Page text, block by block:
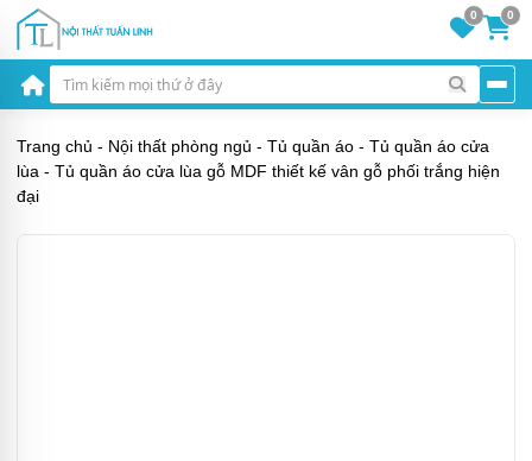
0 0
Trang chủ - Nội thất phòng ngủ - Tủ quần áo - Tủ quần áo cửa
lùa - Tủ quần áo cửa lùa gỗ MDF thiết kế vân gỗ phối trắng hiện
đại